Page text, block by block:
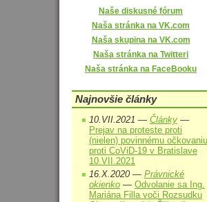
Naše diskusné fórum
Naša stránka na VK.com
Naša skupina na VK.com
Naša stránka na Twitteri
Naša stránka na FaceBooku
Najnovšie články
10.VII.2021 — Články —
Prejav na proteste proti
(nielen) povinnému očkovaniu
proti CoViD-19 v Bratislave
10.VII.2021
16.X.2020 — Právnické
okienko — Odvolanie sa Ing.
Mariána Filla voči Rozsudku